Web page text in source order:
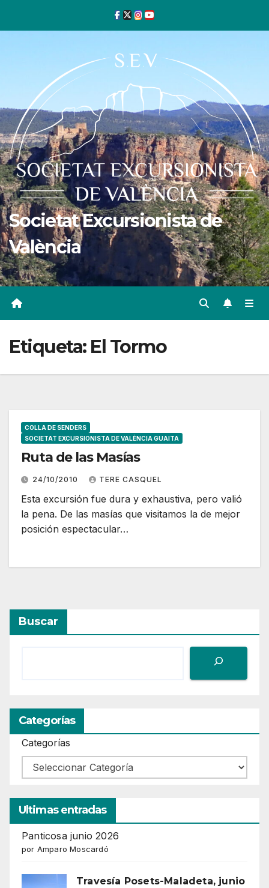
Societat Excursionista de
València
Etiqueta: El Tormo
COLLA DE SENDERS
SOCIETAT EXCURSIONISTA DE VALÈNCIA GUAITA
Ruta de las Masías
24/10/2010 TERE CASQUEL
Esta excursión fue dura y exhaustiva, pero valió
la pena. De las masías que visitamos la de mejor
posición espectacular…
Buscar
Categorías
Categorías
Ultimas entradas
Panticosa junio 2026
por Amparo Moscardó
Travesía Posets-Maladeta, junio